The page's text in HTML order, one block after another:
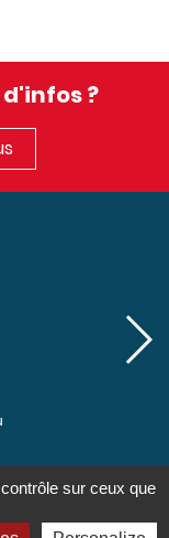
?
sur ceux que